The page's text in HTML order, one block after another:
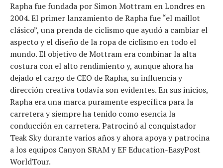
Rapha fue fundada por Simon Mottram en Londres en
2004. El primer lanzamiento de Rapha fue “el maillot
clásico”, una prenda de ciclismo que ayudó a cambiar el
aspecto y el diseño de la ropa de ciclismo en todo el
mundo. El objetivo de Mottram era combinar la alta
costura con el alto rendimiento y, aunque ahora ha
dejado el cargo de CEO de Rapha, su influencia y
dirección creativa todavía son evidentes. En sus inicios,
Rapha era una marca puramente específica para la
carretera y siempre ha tenido como esencia la
conducción en carretera. Patrocinó al conquistador
Teak Sky durante varios años y ahora apoya y patrocina
a los equipos Canyon SRAM y EF Education-EasyPost
WorldTour.